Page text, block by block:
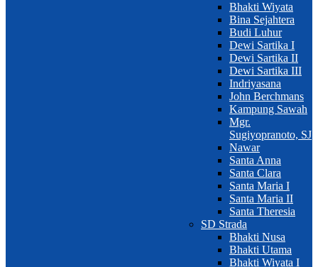
Bhakti Wiyata
Bina Sejahtera
Budi Luhur
Dewi Sartika I
Dewi Sartika II
Dewi Sartika III
Indriyasana
John Berchmans
Kampung Sawah
Mgr.
Sugiyopranoto, SJ
Nawar
Santa Anna
Santa Clara
Santa Maria I
Santa Maria II
Santa Theresia
SD Strada
Bhakti Nusa
Bhakti Utama
Bhakti Wiyata I